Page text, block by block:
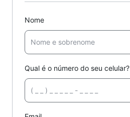
Nome
Qual é o número do seu celular?